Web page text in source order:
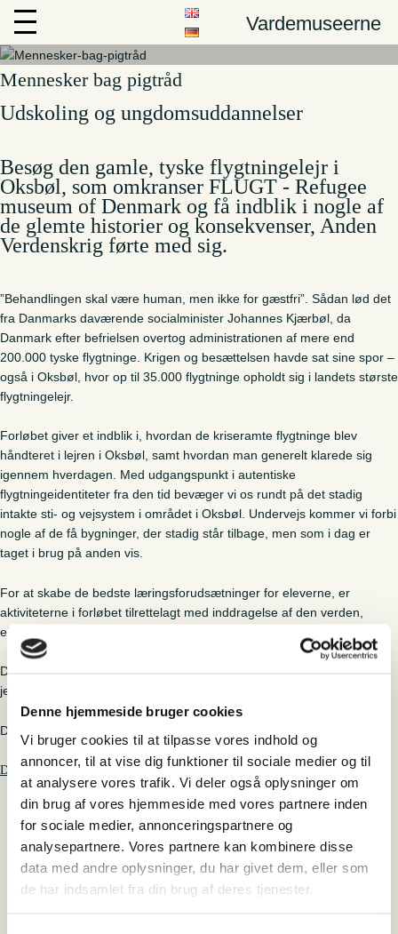
Denne hjemmeside bruger cookies
Vi bruger cookies til at tilpasse vores indhold og
annoncer, til at vise dig funktioner til sociale medier og til
at analysere vores trafik. Vi deler også oplysninger om
din brug af vores hjemmeside med vores partnere inden
for sociale medier, annonceringspartnere og
analysepartnere. Vores partnere kan kombinere disse
data med andre oplysninger, du har givet dem, eller som
de har indsamlet fra din brug af deres tjenester.
Vardemuseerne
Et elev inddragende forløb, om de tyske
flygtninge i Danmark og Oksbøl, fra 1945-
1949, i den oprindelige lejr omkring FLUGT -
Mennesker bag pigtråd
Udskoling og ungdomsuddannelser
Besøg den gamle, tyske flygtningelejr i
Oksbøl, som omkranser FLUGT - Refugee
museum of Denmark og få indblik i nogle af
de glemte historier og konsekvenser, Anden
Verdenskrig førte med sig.
”Behandlingen skal være human, men ikke for gæstfri”. Sådan lød det
fra Danmarks daværende socialminister Johannes Kjærbøl, da
Danmark efter befrielsen overtog administrationen af mere end
200.000 tyske flygtninge. Krigen og besættelsen havde sat sine spor –
også i Oksbøl, hvor op til 35.000 flygtninge opholdt sig i landets største
flygtningelejr.
Forløbet giver et indblik i, hvordan de kriseramte flygtninge blev
håndteret i lejren i Oksbøl, samt hvordan man generelt klarede sig
igennem hverdagen. Med udgangspunkt i autentiske
flygtningeidentiteter fra den tid bevæger vi os rundt på det stadig
intakte sti- og vejsystem i området i Oksbøl. Undervejs kommer vi forbi
nogle af de få bygninger, der stadig står tilbage, men som i dag er
taget i brug på anden vis.
For at skabe de bedste læringsforudsætninger for eleverne, er
aktiviteterne i forløbet tilrettelagt med inddragelse af den verden,
eleverne selv befinder sig i.
Der medfølger undervisningsmateriale til brug både inden og efter
jeres besøg, som kan hentes
Den tilhørende PowerPoint hentes
Du kan se Fælles Mål for forløbet her
Udskoling og ungdomsuddannelser
Hvor
Den tyske flygtningelejr, Blåkjærstien 3A